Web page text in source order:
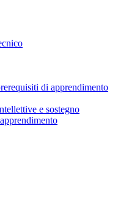
di apprendimento
e sostegno